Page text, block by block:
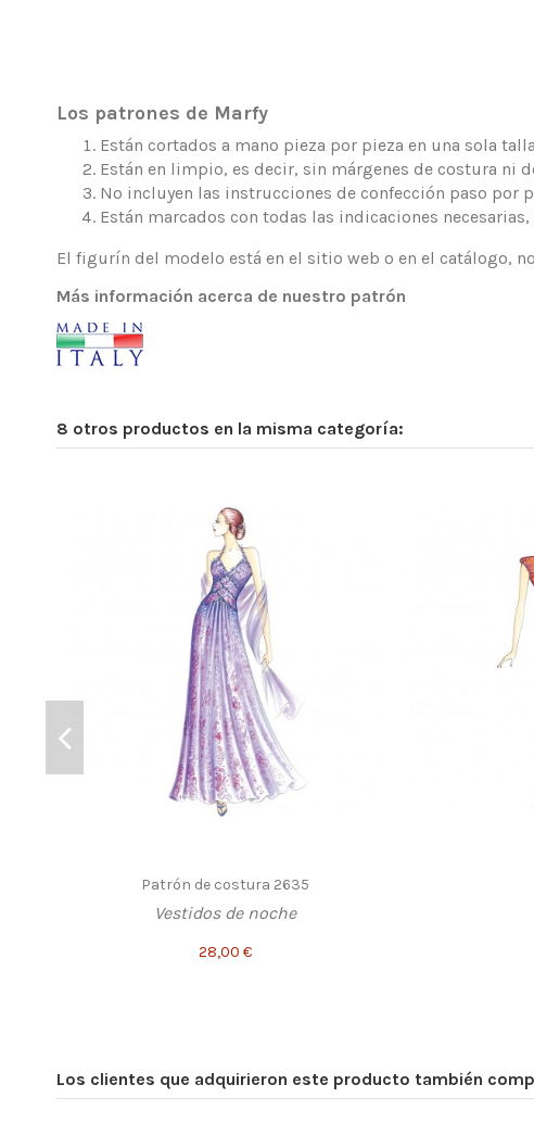
Los patrones de Marfy
Están cortados a mano pieza por pieza en una sola
Están en limpio, es decir, sin márgenes de costura ni
No incluyen las instrucciones de confección paso por
Están marcados con todas las indicaciones
El figurín del modelo está en el sitio web o en el catálogo,
Más información acerca de nuestro patrón
8 otros productos en la misma categoría:
Patrón de costura 2635
Vestidos de noche
28,00 €
Los clientes que adquirieron este producto también